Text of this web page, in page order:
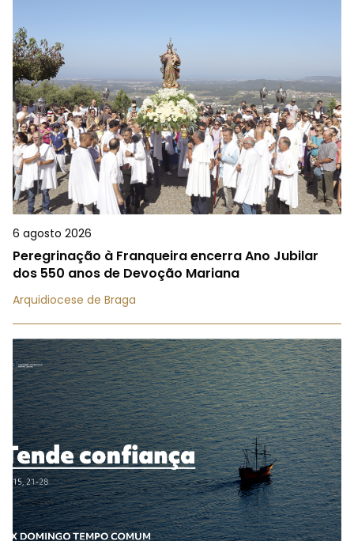
6 agosto 2026
Peregrinação à Franqueira encerra Ano Jubilar
dos 550 anos de Devoção Mariana
Arquidiocese de Braga